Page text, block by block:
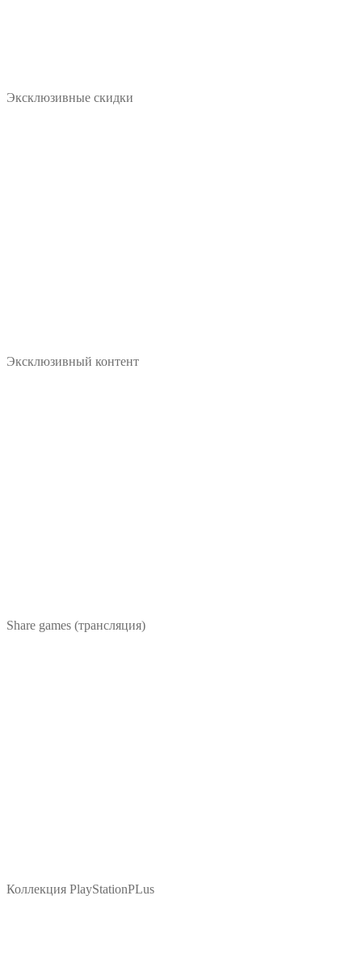
Эксклюзивные скидки
Эксклюзивный контент
Share games (трансляция)
Коллекция PlayStationPLus